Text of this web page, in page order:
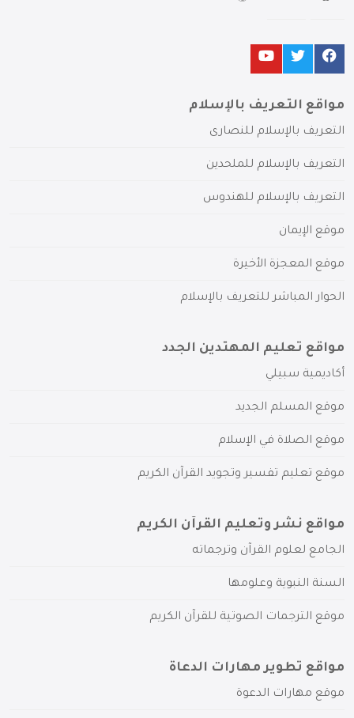
مواقع التعريف بالإسلام
التعريف بالإسلام للنصارى
التعريف بالإسلام للملحدين
التعريف بالإسلام للهندوس
موقع الإيمان
موقع المعجزة الأخيرة
الحوار المباشر للتعريف بالإسلام
مواقع تعليم المهتدين الجدد
أكاديمية سبيلي
موقع المسلم الجديد
موقع الصلاة في الإسلام
موقع تعليم تفسير وتجويد القرآن الكريم
مواقع نشر وتعليم القرآن الكريم
الجامع لعلوم القرآن وترجماته
السنة النبوية وعلومها
موقع الترجمات الصوتية للقرآن الكريم
مواقع تطوير مهارات الدعاة
موقع مهارات الدعوة